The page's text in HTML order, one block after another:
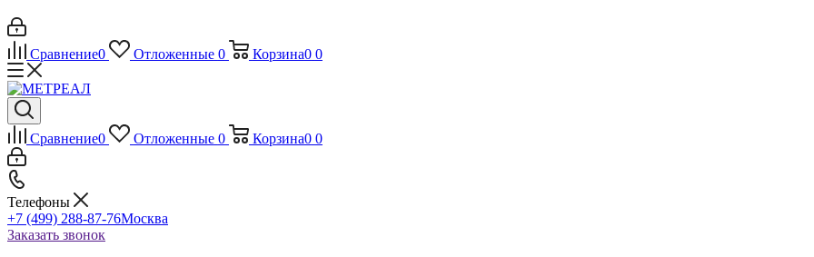
Сравнение0 Отложенные 0 Корзина0 0
Сравнение0 Отложенные 0 Корзина0 0
Телефоны
+7 (499) 288-87-76Москва
Заказать звонок